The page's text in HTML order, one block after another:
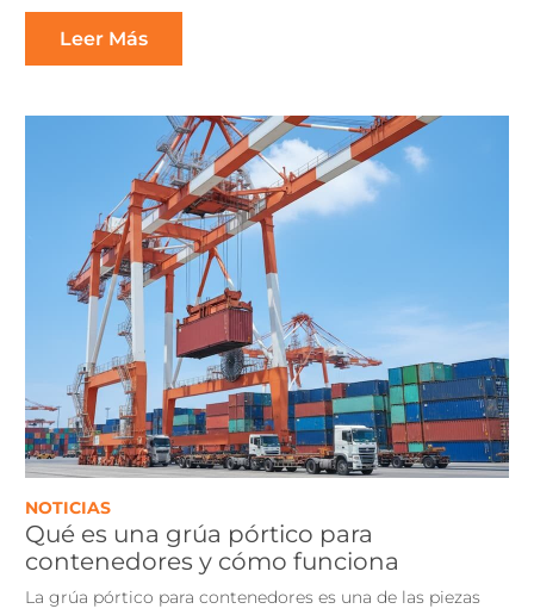
Leer Más
NOTICIAS
Qué es una grúa pórtico para
contenedores y cómo funciona
La grúa pórtico para contenedores es una de las piezas